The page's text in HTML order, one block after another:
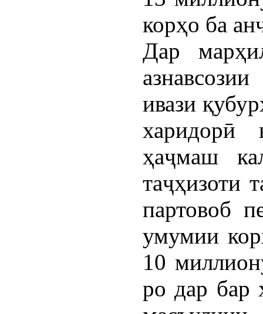
корҳо ба
Дар
ивази
харидорӣ
ҳаҷмаш
таҷҳизоти
партовоб
умумии
10
ро дар бар